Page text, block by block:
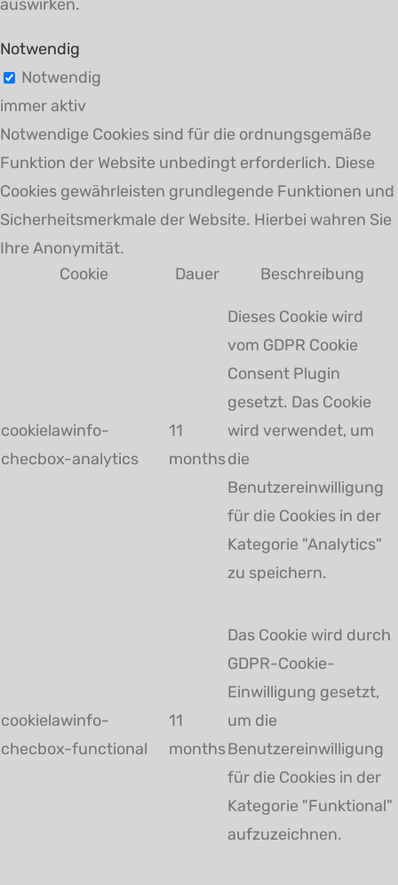
auswirken.
Notwendig
Notwendig
immer aktiv
Notwendige Cookies sind für die ordnungsgemäße
Funktion der Website unbedingt erforderlich. Diese
Cookies gewährleisten grundlegende Funktionen und
Sicherheitsmerkmale der Website. Hierbei wahren Sie
Ihre Anonymität.
Cookie
Dauer Beschreibung
cookielawinfo-
checbox-analytics
11
months
Dieses Cookie wird
vom GDPR Cookie
Consent Plugin
gesetzt. Das Cookie
wird verwendet, um
die
Benutzereinwilligung
für die Cookies in der
Kategorie "Analytics"
zu speichern.
cookielawinfo-
checbox-functional
11
months
Das Cookie wird durch
GDPR-Cookie-
Einwilligung gesetzt,
um die
Benutzereinwilligung
für die Cookies in der
Kategorie "Funktional"
aufzuzeichnen.